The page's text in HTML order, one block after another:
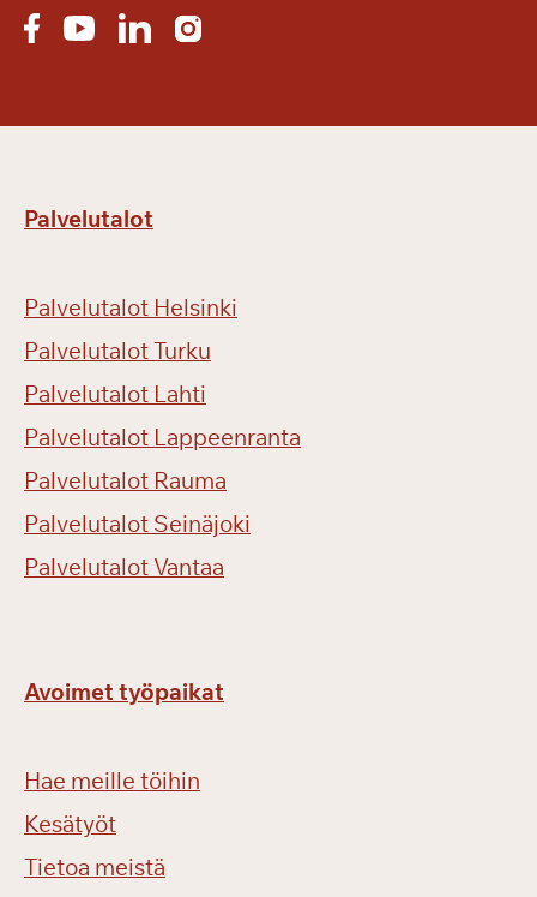
Palvelutalot
Palvelutalot Helsinki
Palvelutalot Turku
Palvelutalot Lahti
Palvelutalot Lappeenranta
Palvelutalot Rauma
Palvelutalot Seinäjoki
Palvelutalot Vantaa
Avoimet työpaikat
Hae meille töihin
Kesätyöt
Tietoa meistä